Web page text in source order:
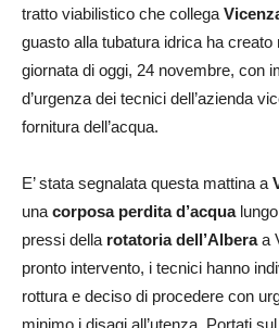
tratto viabilistico che collega
guasto alla tubatura idrica ha
giornata di oggi, 24 novembre, con
d’urgenza dei tecnici dell’azienda
fornitura dell’acqua.
E’ stata segnalata questa mattina a
una corposa perdita d’acqualungo
pressi della rotatoria dell’Alberaa
pronto intervento, i tecnici hanno
rottura e deciso di procedere con
minimo i disagi all’utenza. Portati